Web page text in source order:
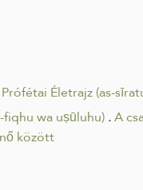
Életrajz (as-
wa uṣūluhu).A
között